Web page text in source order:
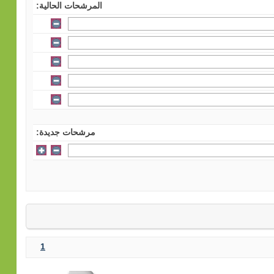
المرشحات الحالية:
مرشحات جديدة:
1